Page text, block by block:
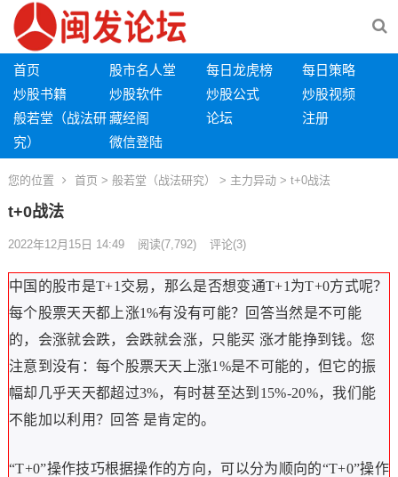
首页 股市名人堂 每日龙虎榜
每日策略
炒股书籍
炒股软件 炒股公式
炒股视频
般若堂（战法研
究）
藏经阁 论坛
注册
微信登陆
您的位置 首页 > 般若堂（战法研究） > 主力异动 > t+0战法
t+0战法
2022年12月15日 14:49 阅读(7,792) 评论(3)
中国的股市是T+1交易，那么是否想变通T+1为T+0方式呢？
每个股票天天都上涨1%有没有可能？回答当然是不可能
的，会涨就会跌，会跌就会涨，只能买 涨才能挣到钱。您
注意到没有：每个股票天天上涨1%是不可能的，但它的振
幅却几乎天天都超过3%，有时甚至达到15%-20%，我们能
不能加以利用？回答 是肯定的。
“T+0”操作技巧根据操作的方向，可以分为顺向的“T+0”操作